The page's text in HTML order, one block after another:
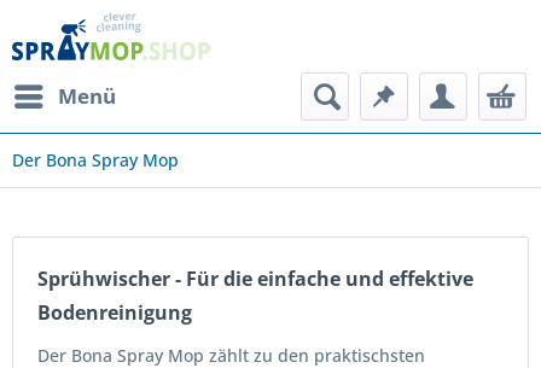
Menü
Der Bona Spray Mop
Sprühwischer - Für die einfache und effektive
Bodenreinigung
Der Bona Spray Mop zählt zu den praktischsten